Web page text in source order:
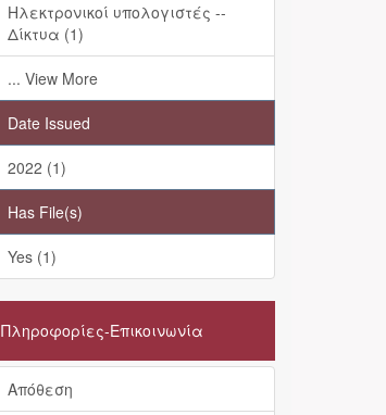
Ηλεκτρονικοί υπολογιστές --
Δίκτυα (1)
... View More
Date Issued
2022 (1)
Has File(s)
Yes (1)
Πληροφορίες-Επικοινωνία
Απόθεση